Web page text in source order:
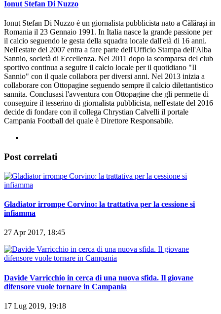
Ionut Stefan Di Nuzzo
Ionut Stefan Di Nuzzo è un giornalista pubblicista nato a Călărași in
Romania il 23 Gennaio 1991. In Italia nasce la grande passione per
il calcio seguendo le gesta della squadra locale dall'età di 16 anni.
Nell'estate del 2007 entra a fare parte dell'Ufficio Stampa dell'Alba
Sannio, società di Eccellenza. Nel 2011 dopo la scomparsa del club
sportivo continua a seguire il calcio locale per il quotidiano "Il
Sannio" con il quale collabora per diversi anni. Nel 2013 inizia a
collaborare con Ottopagine seguendo sempre il calcio dilettantistico
sannita. Conclusasi l'avventura con Ottopagine che gli permette di
conseguire il tesserino di giornalista pubblicista, nell'estate del 2016
decide di fondare con il collega Chrystian Calvelli il portale
Campania Football del quale è Direttore Responsabile.
Post correlati
Gladiator irrompe Corvino: la trattativa per la cessione si
infiamma
27 Apr 2017, 18:45
Davide Varricchio in cerca di una nuova sfida. Il giovane
difensore vuole tornare in Campania
17 Lug 2019, 19:18